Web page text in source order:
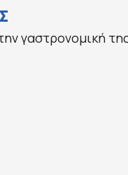
γαστρονομική